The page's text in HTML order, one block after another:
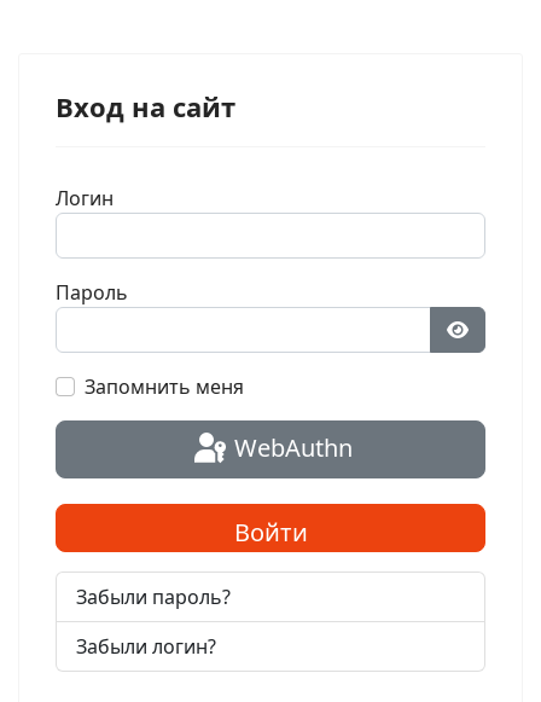
Вход на сайт
Логин
Пароль
Запомнить меня
WebAuthn
Войти
Забыли пароль?
Забыли логин?